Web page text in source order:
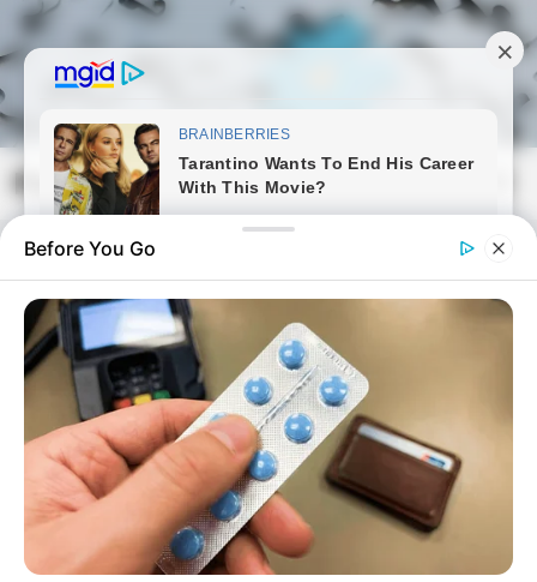
Skip
to
content
Magyarmozaik.com
Before You Go